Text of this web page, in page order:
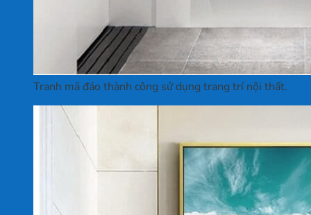
Tranh mã đáo thành công sử dụng trang trí nội thất.